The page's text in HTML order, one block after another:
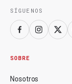
SÍGUENOS
SOBRE
Nosotros